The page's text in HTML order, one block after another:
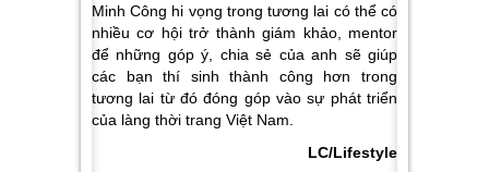
Minh Công hi vọng trong tương lai có thể có
nhiều cơ hội trở thành giám khảo, mentor
để những góp ý, chia sẻ của anh sẽ giúp
các bạn thí sinh thành công hơn trong
tương lai từ đó đóng góp vào sự phát triển
của làng thời trang Việt Nam.
LC/Lifestyle